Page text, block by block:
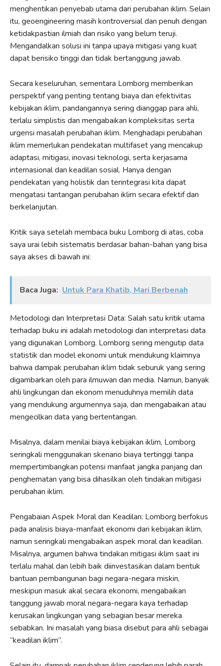
menghentikan penyebab utama dari perubahan iklim. Selain
itu, geoengineering masih kontroversial dan penuh dengan
ketidakpastian ilmiah dan risiko yang belum teruji.
Mengandalkan solusi ini tanpa upaya mitigasi yang kuat
dapat berisiko tinggi dan tidak bertanggung jawab.
Secara keseluruhan, sementara Lomborg memberikan
perspektif yang penting tentang biaya dan efektivitas
kebijakan iklim, pandangannya sering dianggap para ahli,
terlalu simplistis dan mengabaikan kompleksitas serta
urgensi masalah perubahan iklim. Menghadapi perubahan
iklim memerlukan pendekatan multifaset yang mencakup
adaptasi, mitigasi, inovasi teknologi, serta kerjasama
internasional dan keadilan sosial. Hanya dengan
pendekatan yang holistik dan terintegrasi kita dapat
mengatasi tantangan perubahan iklim secara efektif dan
berkelanjutan.
Kritik saya setelah membaca buku Lomborg di atas, coba
saya urai lebih sistematis berdasar bahan-bahan yang bisa
saya akses di bawah ini:
Baca Juga: Untuk Para Khatib, Mari Berbenah
Metodologi dan Interpretasi Data: Salah satu kritik utama
terhadap buku ini adalah metodologi dan interpretasi data
yang digunakan Lomborg. Lomborg sering mengutip data
statistik dan model ekonomi untuk mendukung klaimnya
bahwa dampak perubahan iklim tidak seburuk yang sering
digambarkan oleh para ilmuwan dan media. Namun, banyak
ahli lingkungan dan ekonom menuduhnya memilih data
yang mendukung argumennya saja, dan mengabaikan atau
mengecilkan data yang bertentangan.
Misalnya, dalam menilai biaya kebijakan iklim, Lomborg
seringkali menggunakan skenario biaya tertinggi tanpa
mempertimbangkan potensi manfaat jangka panjang dan
penghematan yang bisa dihasilkan oleh tindakan mitigasi
perubahan iklim.
Pengabaian Aspek Moral dan Keadilan: Lomborg berfokus
pada analisis biaya-manfaat ekonomi dari kebijakan iklim,
namun seringkali mengabaikan aspek moral dan keadilan.
Misalnya, argumen bahwa tindakan mitigasi iklim saat ini
terlalu mahal dan lebih baik diinvestasikan dalam bentuk
bantuan pembangunan bagi negara-negara miskin,
meskipun masuk akal secara ekonomi, mengabaikan
tanggung jawab moral negara-negara kaya terhadap
kerusakan lingkungan yang sebagian besar mereka
sebabkan. Ini masalah yang biasa disebut para ahli sebagai
“keadilan iklim”.